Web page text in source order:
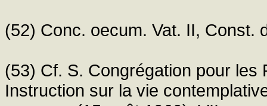
(52) Conc. oecum. Vat. II, Const.
(53) Cf. S. Congrégation pour
Instruction sur la vie